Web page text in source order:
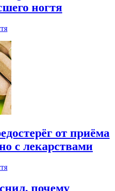
ногтя
от приёма
с лекарствами
почему